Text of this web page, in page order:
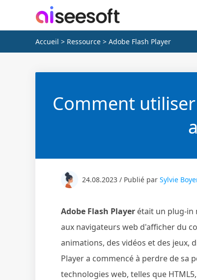
Accueil > Ressource > Adobe Flash Player
Comment
24.08.2023 / Publié par Sylvie
Adobe Flash Player était un plug-in
aux navigateurs web d'afficher du
animations, des vidéos et des jeux,
Player a commencé à perdre de sa
technologies web, telles que